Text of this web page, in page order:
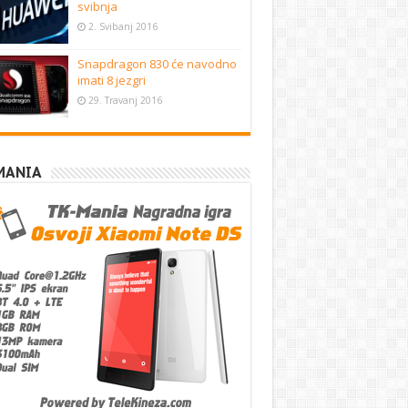
svibnja
2. Svibanj 2016
Snapdragon 830 će navodno
imati 8 jezgri
29. Travanj 2016